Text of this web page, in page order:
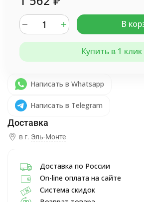
В
Купить в 1 клик
Написать в Whatsapp
Написать в Telegram
в г. Эль-Монте
Доставка по России
On-line оплата на сайте
Система скидок